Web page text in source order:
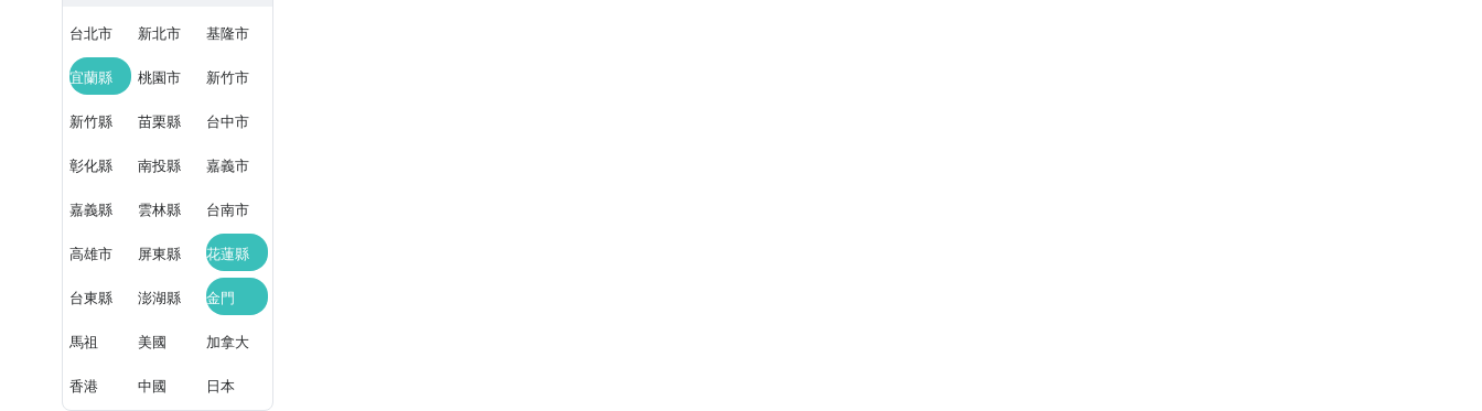
台北市 新北市 基隆市
宜蘭縣 桃園市 新竹市
新竹縣 苗栗縣 台中市
彰化縣 南投縣 嘉義市
嘉義縣 雲林縣 台南市
高雄市 屏東縣 花蓮縣
台東縣 澎湖縣 金門
馬祖 美國 加拿大
香港 中國 日本